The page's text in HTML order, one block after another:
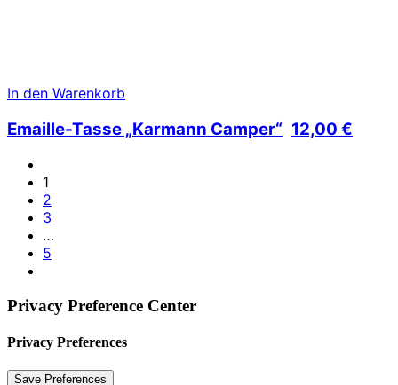
In den Warenkorb
Emaille-Tasse „Karmann Camper“ 12,00 €
1
2
3
…
5
Privacy Preference Center
Privacy Preferences